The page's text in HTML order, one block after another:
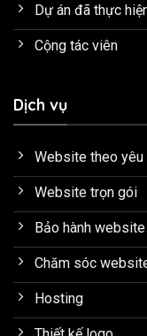
Dự án đã thực
Cộng tác viên
Dịch vụ
Website theo yêu
Website trọn gói
Bảo hành website
Chăm sóc
Hosting